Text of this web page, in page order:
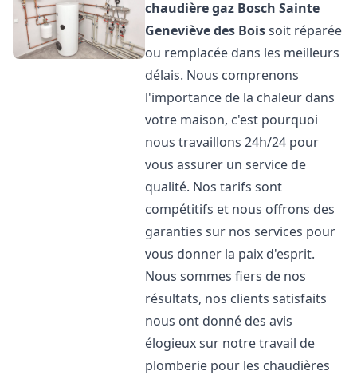
chaudière gaz Bosch Sainte
Geneviève des Boissoit réparée
ou remplacée dans les meilleurs
délais. Nous comprenons
l'importance de la chaleur dans
votre maison, c'est pourquoi
nous travaillons 24h/24 pour
vous assurer un service de
qualité. Nos tarifs sont
compétitifs et nous offrons des
garanties sur nos services pour
vous donner la paix d'esprit.
Nous sommes fiers de nos
résultats, nos clients satisfaits
nous ont donné des avis
élogieux sur notre travail de
plomberie pour les chaudières